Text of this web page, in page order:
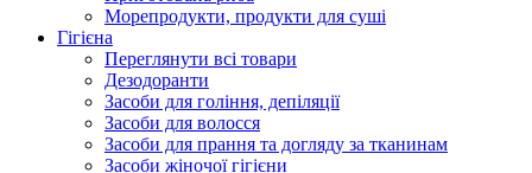
Морепродукти, продукти для суші
Гігієна
Переглянути всі товари
Дезодоранти
Засоби для гоління, депіляції
Засоби для волосся
Засоби для прання та догляду за тканинам
Засоби жіночої гігієни